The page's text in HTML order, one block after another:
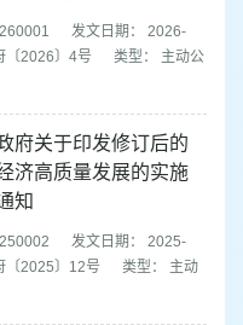
发文日期： 2026-
〔2026〕4号
类型： 主动公
府关于印发修订后的
济高质量发展的实施
知
发文日期： 2025-
〔2025〕12号
类型： 主动